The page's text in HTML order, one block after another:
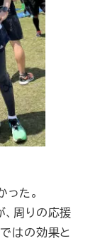
た。
周りの応援
はの効果と